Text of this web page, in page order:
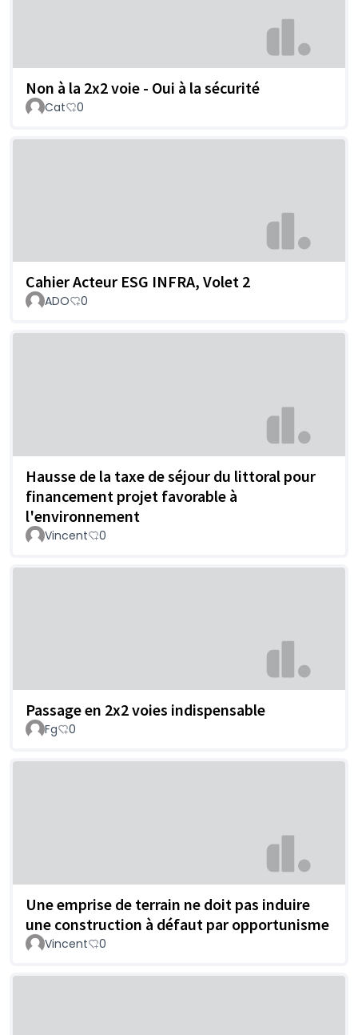
Non à la 2x2 voie - Oui à la sécurité
Cat 0
Cahier Acteur ESG INFRA, Volet 2
ADO 0
Hausse de la taxe de séjour du littoral pour
financement projet favorable à
l'environnement
Vincent 0
Passage en 2x2 voies indispensable
Fg 0
Une emprise de terrain ne doit pas induire
une construction à défaut par opportunisme
Vincent 0